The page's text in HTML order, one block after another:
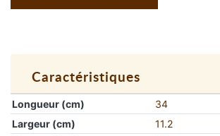
Caractéristiques
Longueur (cm)
34
Largeur (cm)
11.2